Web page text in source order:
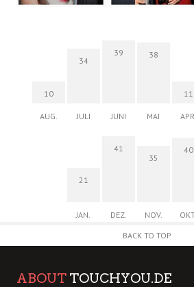
10
AUG.
34
JULI
39
JUNI
38
MAI
11
APR.
21
JAN.
41
DEZ.
35
NOV.
40
BACK TO TOP
ABOUT TOUCHYOU.DE